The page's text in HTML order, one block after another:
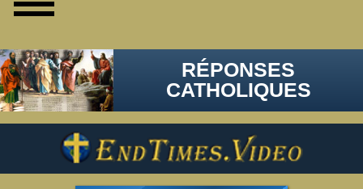
RÉPONSES
CATHOLIQUES